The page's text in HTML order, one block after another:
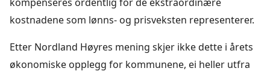
kostnadene som lønns- og prisveksten representerer.
Etter Nordland Høyres mening skjer ikke dette i årets
økonomiske opplegg for kommunene, ei heller utfra